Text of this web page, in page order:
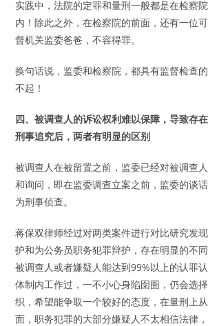
实践中，法院的定罪和量刑一般都是在检察
内！除此之外，在检察院的前面，还有一位
督机关监委爸爸，不容得罪。
换句话说，监委和检察院，都具有监督检查
不起！
四、被调查人的诉讼权利难以保障，导致存
刑事追究后，两者有明显的区别
被调查人在被留置之前，监委已经对被调查
和询问，即在监委调查立案之前，监委的谈
为刑事侦查。
蒋保双律师经过对两类案件进行对比研究发
护和为公务员职务犯罪辩护，存在明显的不
被调查人或者嫌疑人能达到99%以上的认罪
体制内工作过，一不小心身陷囹圄，仍会选
织，希望能争取一个较好的态度，在量刑上
面，职务犯罪的大部分嫌疑人不太相信法律